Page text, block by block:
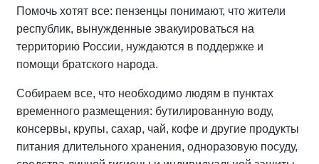
Помочь хотят все: пензенцы понимают, что жители
республик, вынужденные эвакуироваться на
территорию России, нуждаются в поддержке и
помощи братского народа.
Собираем все, что необходимо людям в пунктах
временного размещения: бутилированную воду,
консервы, крупы, сахар, чай, кофе и другие продукты
питания длительного хранения, одноразовую посуду,